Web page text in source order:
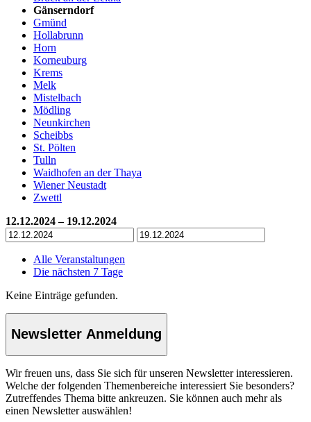
Gänserndorf
Gmünd
Hollabrunn
Horn
Korneuburg
Krems
Melk
Mistelbach
Mödling
Neunkirchen
Scheibbs
St. Pölten
Tulln
Waidhofen an der Thaya
Wiener Neustadt
Zwettl
12.12.2024 – 19.12.2024
Alle Veranstaltungen
Die nächsten 7 Tage
Keine Einträge gefunden.
Newsletter Anmeldung
Wir freuen uns, dass Sie sich für unseren Newsletter interessieren.
Welche der folgenden Themenbereiche interessiert Sie besonders?
Zutreffendes Thema bitte ankreuzen. Sie können auch mehr als
einen Newsletter auswählen!